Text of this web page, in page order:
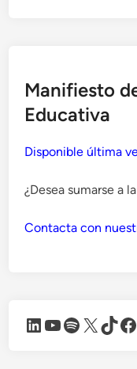
Manifiesto
Educativa
Disponible última
¿Desea sumarse a
Contacta con
LinkedIn
YouTube
Spotify
X